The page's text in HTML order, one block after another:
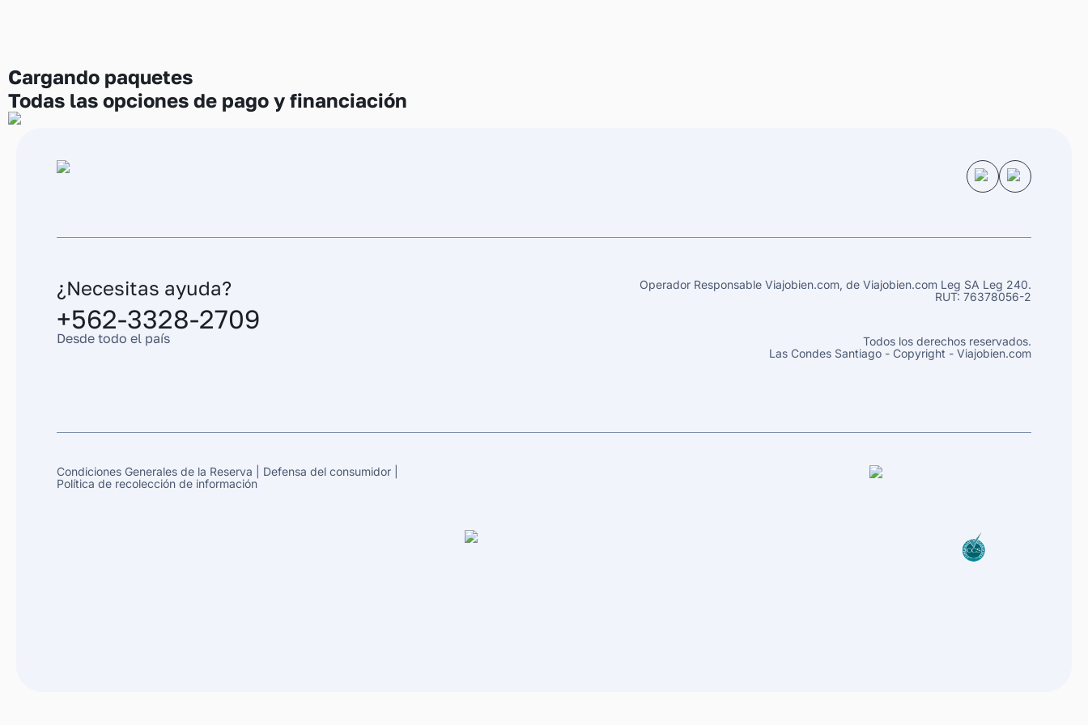
Cargando paquetes
Todas las opciones de pago y financiación
¿Necesitas ayuda?
+562-3328-2709
Desde todo el país
Operador Responsable Viajobien.com, de Viajobien.com Leg SA Leg 240.
RUT: 76378056-2
Todos los derechos reservados.
Las Condes Santiago - Copyright - Viajobien.com
Condiciones Generales de la Reserva Defensa del consumidor
Política de recolección de información